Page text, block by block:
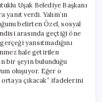
Sert
Tepki
Gösterdi
için
Uşak Belediye Başkanı
yanıt verdi. Yalım’ın
belirten Özel, sosyal
arasında geçtiği öne
yansıtmadığını
hale getirilen
bir şeyin bulunduğu
oluşuyor. Eğer o
ortaya çıkacak” ifadelerini